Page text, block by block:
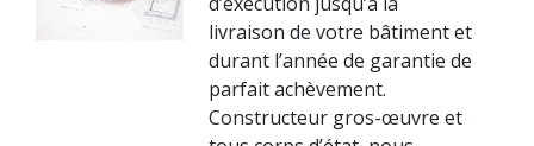
livraison de votre bâtiment et
durant l’année de garantie de
parfait achèvement.
Constructeur gros-œuvre et